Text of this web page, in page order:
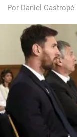
Por Daniel Castropé